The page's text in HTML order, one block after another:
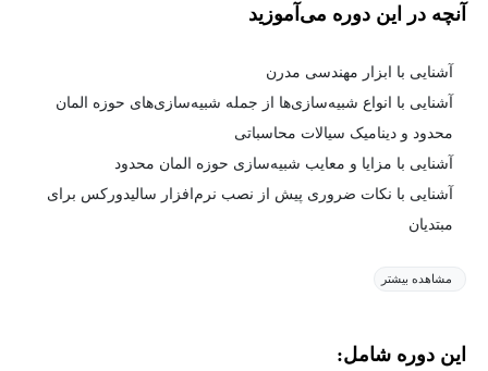
آنچه در این دوره می‌آموزید
آشنایی با ابزار مهندسی مدرن
آشنایی با انواع شبیه‌سازی‌ها از جمله شبیه‌سازی‌های حوزه المان
محدود و دینامیک سیالات محاسباتی
آشنایی با مزایا و معایب شبیه‌سازی حوزه المان محدود
آشنایی با نکات ضروری پیش از نصب نرم‌افزار سالیدورکس برای
مبتدیان
مشاهده بیشتر
این دوره شامل: